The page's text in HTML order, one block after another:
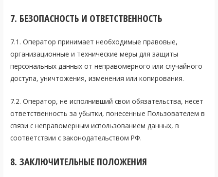
7. БЕЗОПАСНОСТЬ И ОТВЕТСТВЕННОСТЬ
7.1. Оператор принимает необходимые правовые,
организационные и технические меры для защиты
персональных данных от неправомерного или случайного
доступа, уничтожения, изменения или копирования.
7.2. Оператор, не исполнивший свои обязательства, несет
ответственность за убытки, понесенные Пользователем в
связи с неправомерным использованием данных, в
соответствии с законодательством РФ.
8. ЗАКЛЮЧИТЕЛЬНЫЕ ПОЛОЖЕНИЯ